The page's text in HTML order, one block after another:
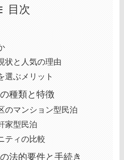
目次
状と人気の理由
選ぶメリット
種類と特徴
のマンション型民泊
家型民泊
ティの比較
法的要件と手続き